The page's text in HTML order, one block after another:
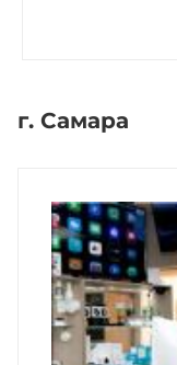
г. Самара